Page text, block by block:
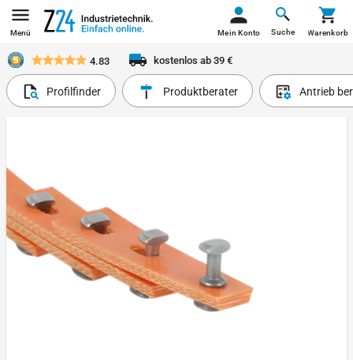
Menü Suche
Mein Konto Warenkorb
4.83 kostenlos ab 39 €
Profilfinder Produktberater Antrieb